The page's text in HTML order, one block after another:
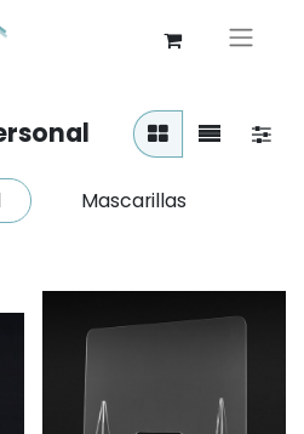
Mascarillas